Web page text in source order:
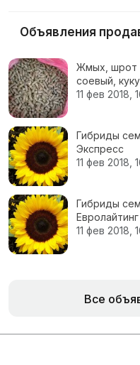
Объявления
Жмых, шрот
соевый,
пшеничные,
11 фев 2018,
Гибриды
Экспресс
11 фев 2018,
Гибриды
11 фев 2018,
Все